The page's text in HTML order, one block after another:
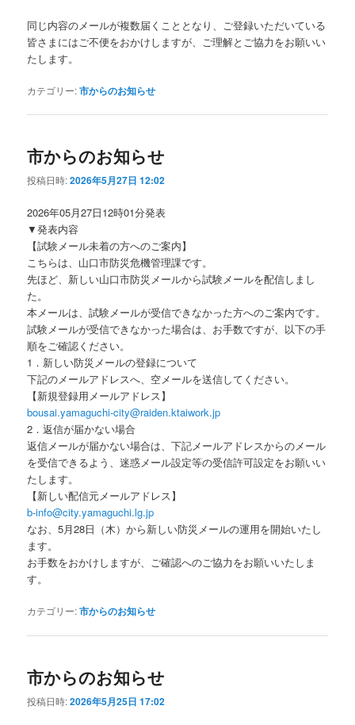
同じ内容のメールが複数届くこととなり、ご登録いただいている
皆さまにはご不便をおかけしますが、ご理解とご協力をお願いい
たします。
カテゴリー:市からのお知らせ
市からのお知らせ
投稿日時:2026年5月27日 12:02
2026年05月27日12時01分発表
▼発表内容
【試験メール未着の方へのご案内】
こちらは、山口市防災危機管理課です。
先ほど、新しい山口市防災メールから試験メールを配信しまし
た。
本メールは、試験メールが受信できなかった方へのご案内です。
試験メールが受信できなかった場合は、お手数ですが、以下の手
順をご確認ください。
1．新しい防災メールの登録について
下記のメールアドレスへ、空メールを送信してください。
【新規登録用メールアドレス】
bousai.yamaguchi-city@raiden.ktaiwork.jp
2．返信が届かない場合
返信メールが届かない場合は、下記メールアドレスからのメール
を受信できるよう、迷惑メール設定等の受信許可設定をお願いい
たします。
【新しい配信元メールアドレス】
b-info@city.yamaguchi.lg.jp
なお、5月28日（木）から新しい防災メールの運用を開始いたし
ます。
お手数をおかけしますが、ご確認へのご協力をお願いいたしま
す。
カテゴリー:市からのお知らせ
市からのお知らせ
投稿日時:2026年5月25日 17:02